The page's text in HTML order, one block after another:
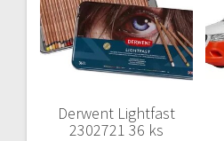
Derwent Lightfast
2302721 36 ks